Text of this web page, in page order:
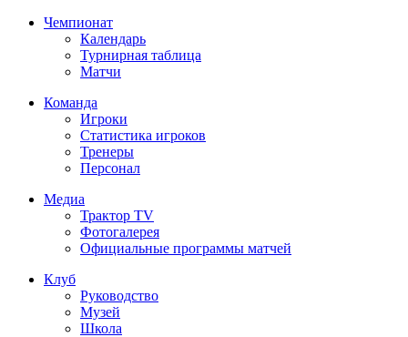
Чемпионат
Календарь
Турнирная таблица
Матчи
Команда
Игроки
Статистика игроков
Тренеры
Персонал
Медиа
Трактор TV
Фотогалерея
Официальные программы матчей
Клуб
Руководство
Музей
Школа